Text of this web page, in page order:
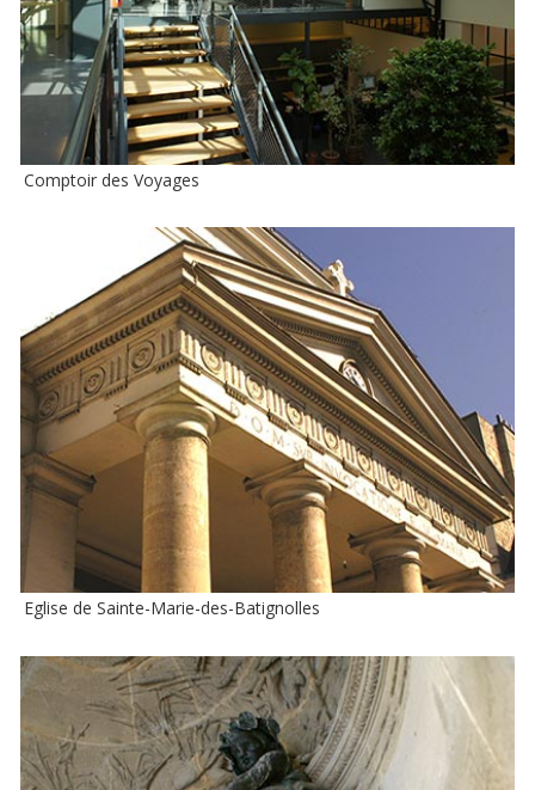
Comptoir des Voyages
Eglise de Sainte-Marie-des-Batignolles